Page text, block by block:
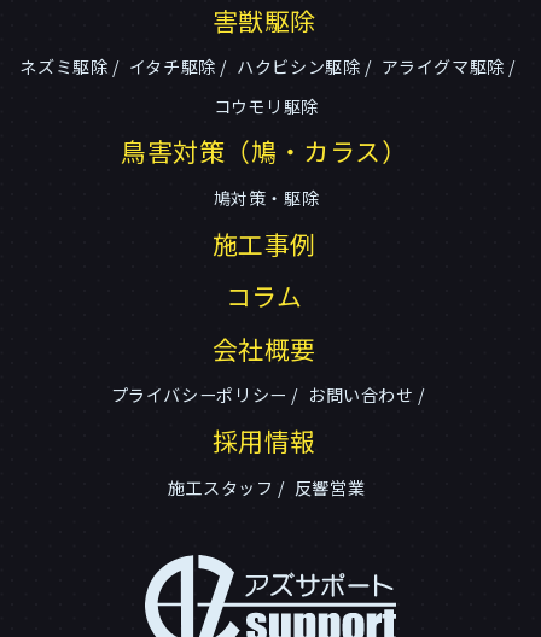
害獣駆除
ネズミ駆除 イタチ駆除 ハクビシン駆除
アライグマ駆除
コウモリ駆除
鳥害対策（鳩・カラス）
鳩対策・駆除
施工事例
コラム
会社概要
プライバシーポリシー お問い合わせ
採用情報
施工スタッフ 反響営業